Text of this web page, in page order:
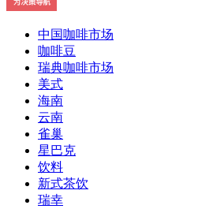
中国咖啡市场
咖啡豆
瑞典咖啡市场
美式
海南
云南
雀巢
星巴克
饮料
新式茶饮
瑞幸